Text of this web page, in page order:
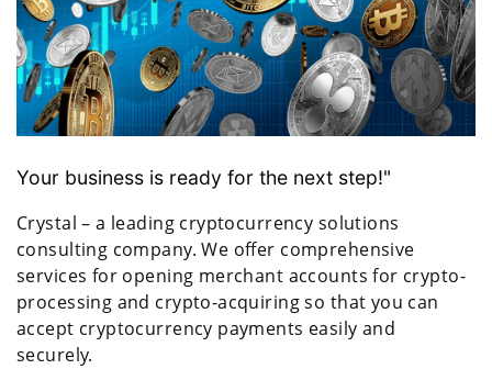
Your business is ready for the next step!"
Crystal – a leading cryptocurrency solutions
consulting company. We offer comprehensive
services for opening merchant accounts for crypto-
processing and crypto-acquiring so that you can
accept cryptocurrency payments easily and
securely.